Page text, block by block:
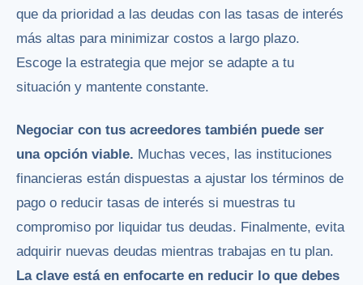
que da prioridad a las deudas con las tasas de interés
más altas para minimizar costos a largo plazo.
Escoge la estrategia que mejor se adapte a tu
situación y mantente constante.
Negociar con tus acreedores también puede ser
una opción viable. Muchas veces, las instituciones
financieras están dispuestas a ajustar los términos de
pago o reducir tasas de interés si muestras tu
compromiso por liquidar tus deudas. Finalmente, evita
adquirir nuevas deudas mientras trabajas en tu plan.
La clave está en enfocarte en reducir lo que debes